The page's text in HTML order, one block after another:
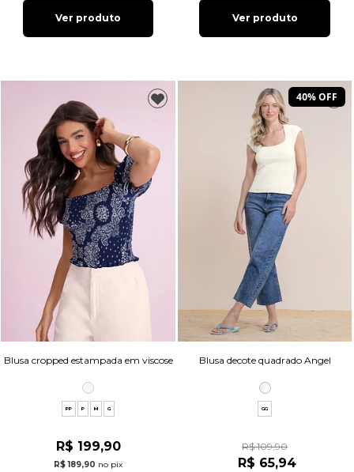
Ver produto Ver produto
Blusa cropped estampada em viscose
PP P M G
R$ 199,90
R$ 189,90 no pix
40% OFF
Blusa decote quadrado Angel
GG
R$ 109,90
R$ 65,94